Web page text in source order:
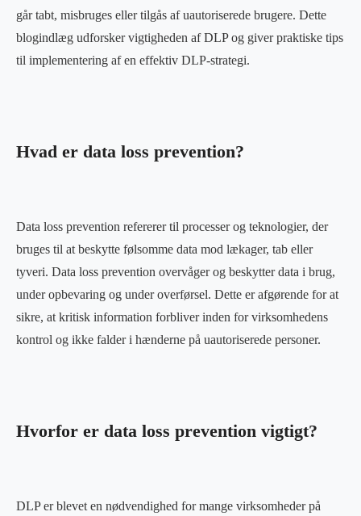
går tabt, misbruges eller tilgås af uautoriserede brugere. Dette
blogindlæg udforsker vigtigheden af DLP og giver praktiske tips
til implementering af en effektiv DLP-strategi.
Hvad er data loss prevention?
Data loss prevention refererer til processer og teknologier, der
bruges til at beskytte følsomme data mod lækager, tab eller
tyveri. Data loss prevention overvåger og beskytter data i brug,
under opbevaring og under overførsel. Dette er afgørende for at
sikre, at kritisk information forbliver inden for virksomhedens
kontrol og ikke falder i hænderne på uautoriserede personer.
Hvorfor er data loss prevention vigtigt?
DLP er blevet en nødvendighed for mange virksomheder på